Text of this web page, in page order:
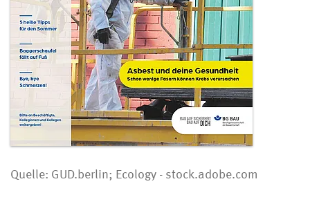
Quelle: GUD.berlin; Ecology - stock.adobe.com